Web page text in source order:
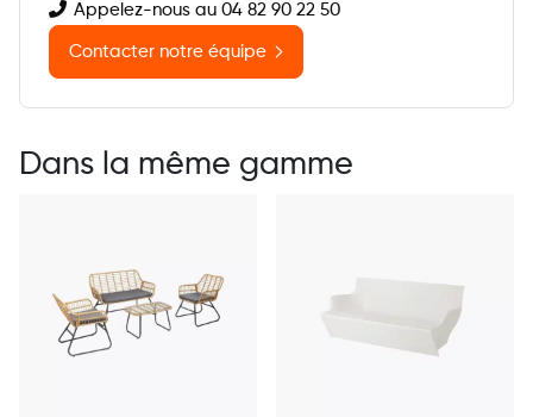
Appelez-nous au 04 82 90 22 50
Contacter notre équipe
Dans la même gamme